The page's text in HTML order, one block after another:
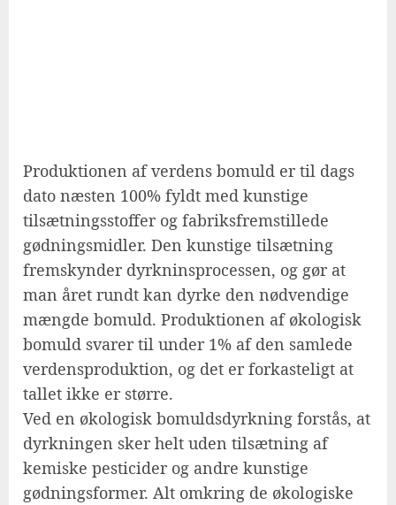
Produktionen af verdens bomuld er til dags
dato næsten 100% fyldt med kunstige
tilsætningsstoffer og fabriksfremstillede
gødningsmidler. Den kunstige tilsætning
fremskynder dyrkninsprocessen, og gør at
man året rundt kan dyrke den nødvendige
mængde bomuld. Produktionen af økologisk
bomuld svarer til under 1% af den samlede
verdensproduktion, og det er forkasteligt at
tallet ikke er større.
Ved en økologisk bomuldsdyrkning forstås, at
dyrkningen sker helt uden tilsætning af
kemiske pesticider og andre kunstige
gødningsformer. Alt omkring de økologiske